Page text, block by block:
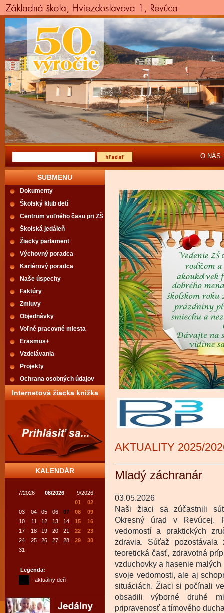
O NÁS
SUBMENU
Dokumenty
Školský klub detí
Centrum voľného času pri ZŠ
Školská jedáleň
Žiacky parlament
Výchovný poradca
Kariérový poradca
Naše úspechy
Faktúry
Zmluvy
Objednávky
Voľné pracovné miesta
Erasmus+
Vzdelávania
Projekty
Ochrana osobných údajov
Internetová žiacka knižka
KALENDÁR
7/2026 08/2026
9/2026
01
02
03
04 05 06 07 08
09
10
11 12 13 14 15
16
17
18 19 20 21 22
23
24
25 26 27 28 29
30
31
Legenda:
- aktuálny deň
AKTUALITY 2025/
Mladý záchranár
03.05.2026
Naši žiaci sa zúčastnili
Okresný úrad v Revúcej.
vedomostí a praktických
zdravia. Súťaž
teoretická časť, zdravotná
vzduchovky a hasenie
svoje vedomosti, ale aj
situáciách. Žiaci si počínali
obsadili výborné druhé
pripravenosť a tímového